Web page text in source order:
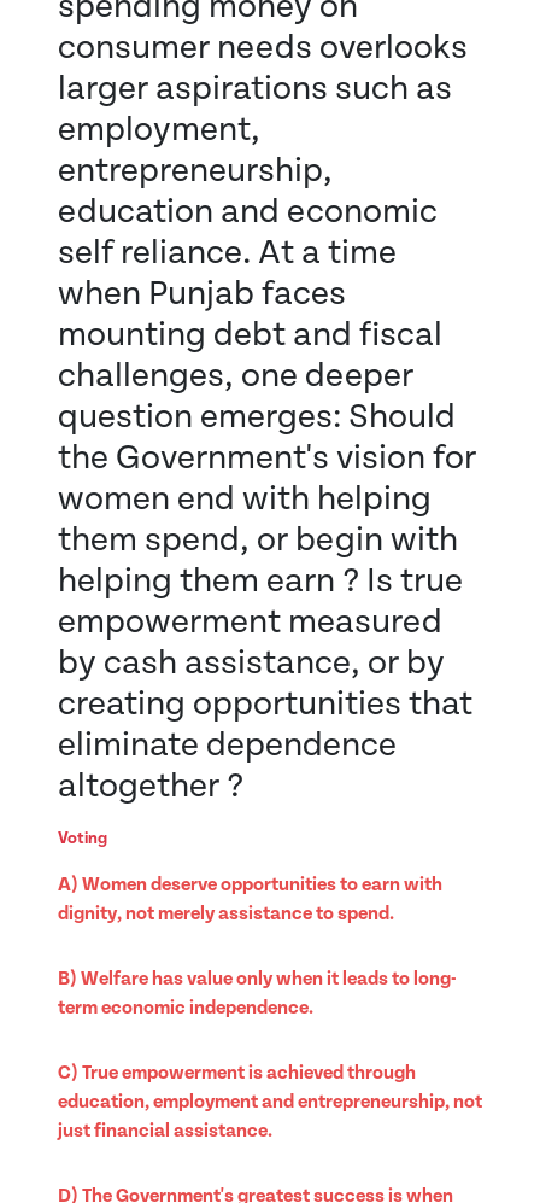
consumer needs overlooks
larger aspirations such as
employment,
entrepreneurship,
education and economic
self reliance. At a time
when Punjab faces
mounting debt and fiscal
challenges, one deeper
question emerges: Should
the Government's vision for
women end with helping
them spend, or begin with
helping them earn ? Is true
empowerment measured
by cash assistance, or by
creating opportunities that
eliminate dependence
altogether ?
Voting
A) Women deserve opportunities to earn with
dignity, not merely assistance to spend.
B) Welfare has value only when it leads to long-
term economic independence.
C) True empowerment is achieved through
education, employment and entrepreneurship, not
just financial assistance.
D) The Government's greatest success is when